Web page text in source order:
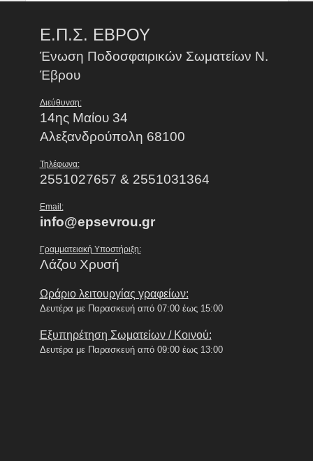
Ε.Π.Σ. ΕΒΡΟΥ
Ένωση Ποδοσφαιρικών Σωματείων Ν.
Έβρου
Διεύθυνση:
14ης Μαίου 34
Αλεξανδρούπολη 68100
Τηλέφωνα:
2551027657 & 2551031364
Email:
info@epsevrou.gr
Γραμματειακή Υποστήριξη:
Λάζου Χρυσή
Ωράριο λειτουργίας γραφείων:
Δευτέρα με Παρασκευή από 07:00 έως 15:00
Εξυπηρέτηση Σωματείων / Κοινού:
Δευτέρα με Παρασκευή από 09:00 έως 13:00